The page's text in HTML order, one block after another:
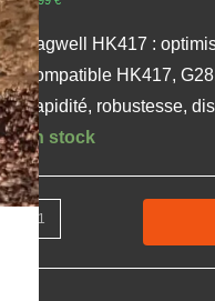
Magwell HK417 :
Compatible HK417,
Rapidité, robustesse,
En stock